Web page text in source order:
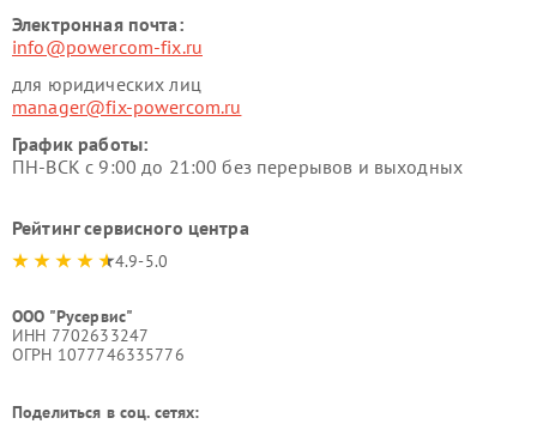
Электронная почта:
info@powercom-fix.ru
для юридических лиц
manager@fix-powercom.ru
График работы:
ПН-ВСК с 9:00 до 21:00 без перерывов и выходных
Рейтинг сервисного центра
4.9-5.0
ООО "Русервис"
ИНН 7702633247
ОГРН 1077746335776
Поделиться в соц. сетях: